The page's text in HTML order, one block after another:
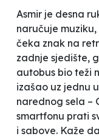
Asmir je desna
naručuje
čeka znak na
zadnje sjedište,
autobus bio teži
izašao uz jednu
narednog sela –
smartfonu prati
i sabove. Kaže